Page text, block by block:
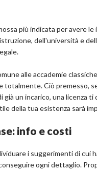
più indicata per avere
dell'università e
alle accademie
totalmente. Ciò premesso,
un incarico, una licenza
della tua esistenza sarà
info e costi
i suggerimenti di cui
ogni dettaglio.